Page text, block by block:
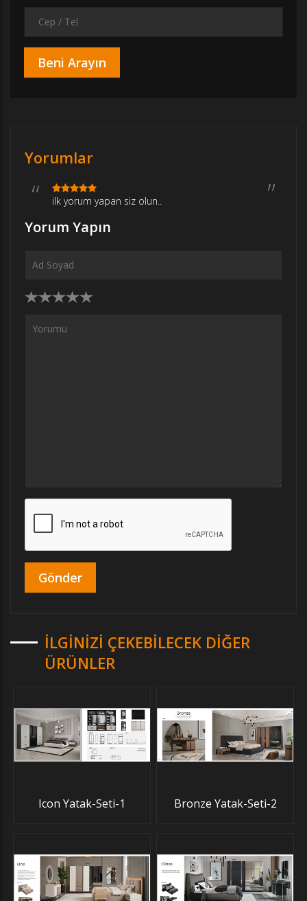
Yorumlar
ilk yorum yapan siz olun..
Yorum Yapın
İLGINIZI ÇEKEBILECEK DIĞER
ÜRÜNLER
Icon Yatak-Seti-1 Bronze Yatak-Seti-2